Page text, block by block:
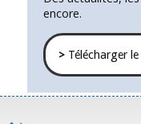
encore.
>Télécharger